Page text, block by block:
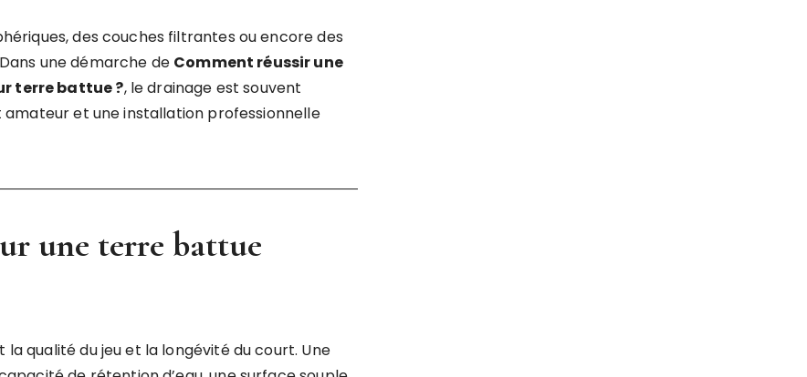
des couches filtrantes ou encore des
une démarche de Comment réussir une
terre battue ?, le drainage est souvent
et une installation professionnelle
une terre battue
qualité du jeu et la longévité du court. Une